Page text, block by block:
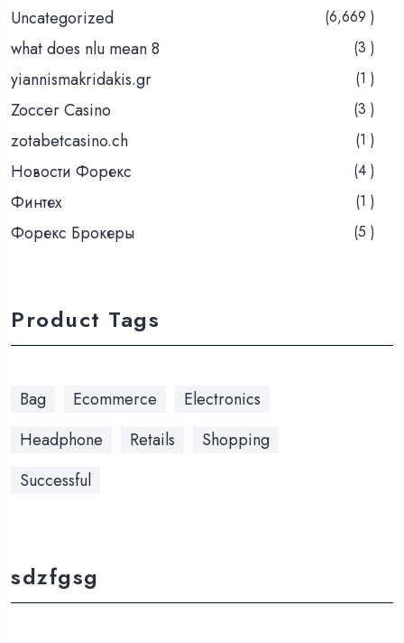
Uncategorized (6,669 )
what does nlu mean 8 (3 )
yiannismakridakis.gr (1 )
Zoccer Casino (3 )
zotabetcasino.ch (1 )
Новости Форекс (4 )
Финтех (1 )
Форекс Брокеры (5 )
Product Tags
Bag Ecommerce
Electronics
Headphone
Retails
Shopping
Successful
sdzfgsg